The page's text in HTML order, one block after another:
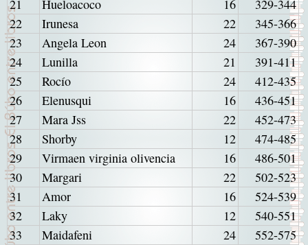
21 Hueloacoco 16
329-344
22
Irunesa 22
345-366
23
Angela Leon 24
367-390
24
Lunilla 21
391-411
25
Rocío 24
412-435
26
Elenusqui 16
436-451
27
Mara Jss 22
452-473
28
Shorby 12
474-485
29
Virmaen virginia olivencia 16
486-501
30
Margari 22
502-523
31
Amor 16
524-539
32
Laky 12
540-551
33
Maidafeni 24
552-575